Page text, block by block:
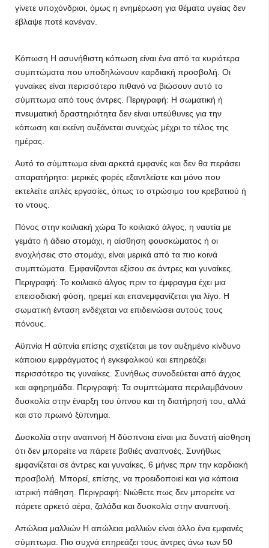
γίνετε υποχόνδριοι, όμως η ενημέρωση για θέματα υγείας δεν
έβλαψε ποτέ κανέναν.
Κόπωση Η ασυνήθιστη κόπωση είναι ένα από τα κυριότερα
συμπτώματα που υποδηλώνουν καρδιακή προσβολή. Οι
γυναίκες είναι περισσότερο πιθανό να βιώσουν αυτό το
σύμπτωμα από τους άντρες. Περιγραφή: Η σωματική ή
πνευματική δραστηριότητα δεν είναι υπεύθυνες για την
κόπωση και εκείνη αυξάνεται συνεχώς μέχρι το τέλος της
ημέρας.
Αυτό το σύμπτωμα είναι αρκετά εμφανές και δεν θα περάσει
απαρατήρητο: μερικές φορές εξαντλείστε και μόνο που
εκτελείτε απλές εργασίες, όπως το στρώσιμο του κρεβατιού ή
το ντους.
Πόνος στην κοιλιακή χώρα Το κοιλιακό άλγος, η ναυτία με
γεμάτο ή άδειο στομάχι, η αίσθηση φουσκώματος ή οι
ενοχλήσεις στο στομάχι, είναι μερικά από τα πιο κοινά
συμπτώματα. Εμφανίζονται εξίσου σε άντρες και γυναίκες.
Περιγραφή: Το κοιλιακό άλγος πριν το έμφραγμα έχει μια
επεισοδιακή φύση, ηρεμεί και επανεμφανίζεται για λίγο. Η
σωματική ένταση ενδέχεται να επιδεινώσει αυτούς τους
πόνους.
Αϋπνία Η αϋπνία επίσης σχετίζεται με τον αυξημένο κίνδυνο
κάποιου εμφράγματος ή εγκεφαλικού και επηρεάζει
περισσότερο τις γυναίκες. Συνήθως συνοδεύεται από άγχος
και αφηρημάδα. Περιγραφή: Τα συμπτώματα περιλαμβάνουν
δυσκολία στην έναρξη του ύπνου και τη διατήρησή του, αλλά
και στο πρωινό ξύπνημα.
Δυσκολία στην αναπνοή Η δύσπνοια είναι μια δυνατή αίσθηση
ότι δεν μπορείτε να πάρετε βαθιές αναπνοές. Συνήθως
εμφανίζεται σε άντρες και γυναίκες, 6 μήνες πριν την καρδιακή
προσβολή. Μπορεί, επίσης, να προειδοποιεί και για κάποια
ιατρική πάθηση. Περιγραφή: Νιώθετε πως δεν μπορείτε να
πάρετε αρκετό αέρα, ζαλάδα και δυσκολία στην αναπνοή.
Απώλεια μαλλιών Η απώλεια μαλλιών είναι άλλο ένα εμφανές
σύμπτωμα. Πιο συχνά επηρεάζει τους άντρες άνω των 50